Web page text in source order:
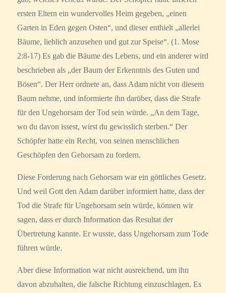
ersten Eltern ein wundervolles Heim gegeben, „einen
Garten in Eden gegen Osten“, und dieser enthielt „allerlei
Bäume, lieblich anzusehen und gut zur Speise“. (1. Mose
2:8-17) Es gab die Bäume des Lebens, und ein anderer wird
beschrieben als „der Baum der Erkenntnis des Guten und
Bösen“. Der Herr ordnete an, dass Adam nicht von diesem
Baum nehme, und informierte ihn darüber, dass die Strafe
für den Ungehorsam der Tod sein würde. „An dem Tage,
wo du davon issest, wirst du gewisslich sterben.“ Der
Schöpfer hatte ein Recht, von seinen menschlichen
Geschöpfen den Gehorsam zu fordern.
Diese Forderung nach Gehorsam war ein göttliches Gesetz.
Und weil Gott den Adam darüber informiert hatte, dass der
Tod die Strafe für Ungehorsam sein würde, können wir
sagen, dass er durch Information das Resultat der
Übertretung kannte. Er wusste, dass Ungehorsam zum Tode
führen würde.
Aber diese Information war nicht ausreichend, um ihn
davon abzuhalten, die falsche Richtung einzuschlagen. Es